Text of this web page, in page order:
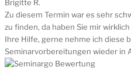
Brigitte R.
Zu diesem Termin war es sehr
zu finden, da haben Sie mir
Ihre Hilfe, gerne nehme ich diese
Seminarvorbereitungen wieder in